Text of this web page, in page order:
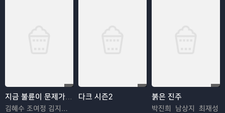
지금 불륜이 문제가 아닙니다
김혜수 조여정 김지훈 김재철
다크 시즌2 붉은 진주
박진희 남상지 최재성